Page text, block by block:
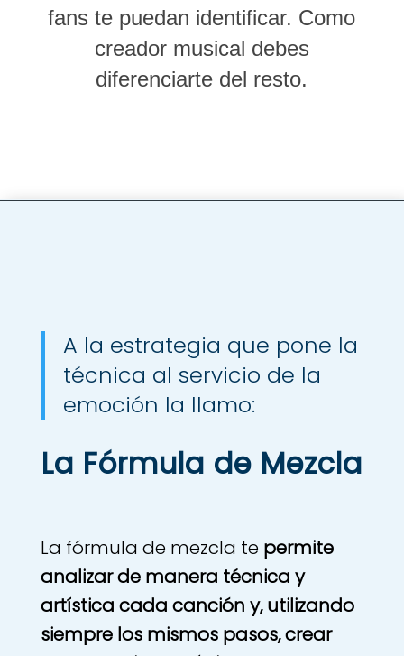
fans te puedan identificar. Como
creador musical debes
diferenciarte del resto.
A la estrategia que pone la
técnica al servicio de la
emoción la llamo:
La Fórmula de Mezcla
La fórmula de mezcla tepermite
analizar de manera técnica y
artística cada canción y, utilizando
siempre los mismos pasos, crear